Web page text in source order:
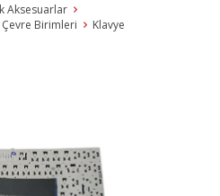
Aksesuarlar
Çevre Birimleri Klavye